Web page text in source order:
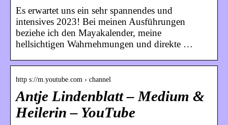
Es erwartet uns ein sehr spannendes und
intensives 2023! Bei meinen Ausführungen
beziehe ich den Mayakalender, meine
hellsichtigen Wahrnehmungen und direkte …
http s://m.youtube.com › channel
Antje Lindenblatt – Medium &
Heilerin – YouTube